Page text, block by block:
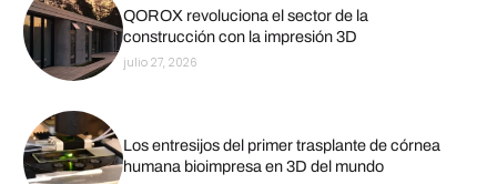
QOROX revoluciona el sector de la
construcción con la impresión 3D
julio 27, 2026
Los entresijos del primer trasplante de córnea
humana bioimpresa en 3D del mundo